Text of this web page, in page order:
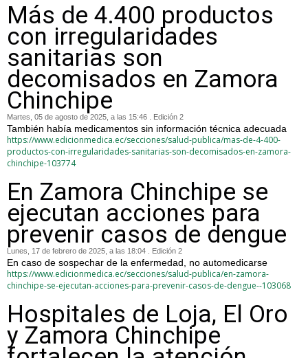
Más de 4.400 productos
con irregularidades
sanitarias son
decomisados en Zamora
Chinchipe
Martes, 05 de agosto de 2025, a las 15:46 . Edición 2
También había medicamentos sin información técnica adecuada
https://www.edicionmedica.ec/secciones/salud-publica/mas-de-4-400-
productos-con-irregularidades-sanitarias-son-decomisados-en-zamora-
chinchipe-103774
En Zamora Chinchipe se
ejecutan acciones para
prevenir casos de dengue
Lunes, 17 de febrero de 2025, a las 18:04 . Edición 2
En caso de sospechar de la enfermedad, no automedicarse
https://www.edicionmedica.ec/secciones/salud-publica/en-zamora-
chinchipe-se-ejecutan-acciones-para-prevenir-casos-de-dengue--103068
Hospitales de Loja, El Oro
y Zamora Chinchipe